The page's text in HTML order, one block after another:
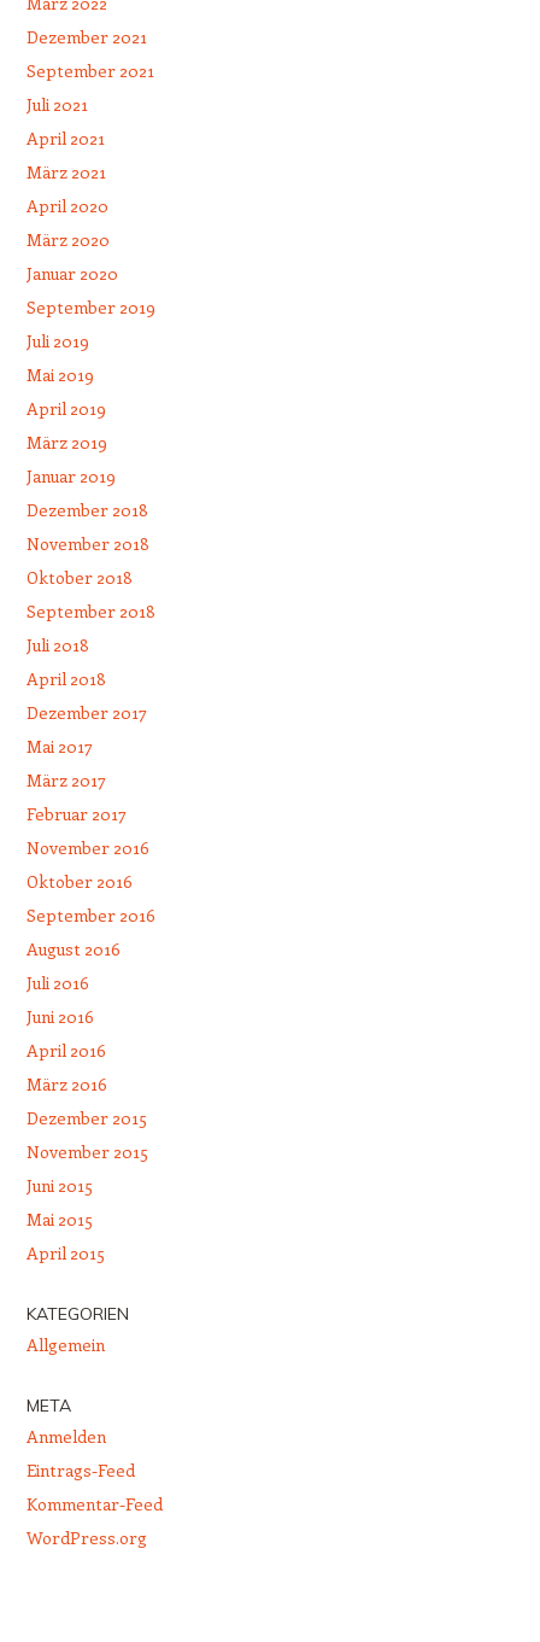
Dezember 2021
September 2021
Juli 2021
April 2021
März 2021
April 2020
März 2020
Januar 2020
September 2019
Juli 2019
Mai 2019
April 2019
März 2019
Januar 2019
Dezember 2018
November 2018
Oktober 2018
September 2018
Juli 2018
April 2018
Dezember 2017
Mai 2017
März 2017
Februar 2017
November 2016
Oktober 2016
September 2016
August 2016
Juli 2016
Juni 2016
April 2016
März 2016
Dezember 2015
November 2015
Juni 2015
Mai 2015
April 2015
KATEGORIEN
Allgemein
META
Anmelden
Eintrags-Feed
Kommentar-Feed
WordPress.org